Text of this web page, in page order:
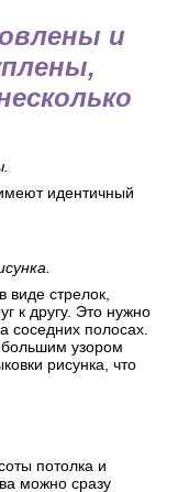
и
идентичный
виде стрелок,
к другу. Это нужно
соседних полосах.
большим узором
рисунка, что
потолка и
можно сразу